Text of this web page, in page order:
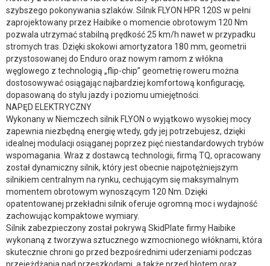
szybszego pokonywania szlaków. Silnik FLYON HPR 120S w pełni
zaprojektowany przez Haibike o momencie obrotowym 120 Nm
pozwala utrzymać stabilną prędkość 25 km/h nawet w przypadku
stromych tras. Dzięki skokowi amortyzatora 180 mm, geometrii
przystosowanej do Enduro oraz nowym ramom z włókna
węglowego z technologią „flip-chip” geometrię roweru można
dostosowywać osiągając najbardziej komfortową konfigurację,
dopasowaną do stylu jazdy i poziomu umiejętności.
NAPĘD ELEKTRYCZNY
Wykonany w Niemczech silnik FLYON o wyjątkowo wysokiej mocy
zapewnia niezbędną energię wtedy, gdy jej potrzebujesz, dzięki
idealnej modulacji osiąganej poprzez pięć niestandardowych trybów
wspomagania. Wraz z dostawcą technologii, firmą TQ, opracowany
został dynamiczny silnik, który jest obecnie najpotężniejszym
silnikiem centralnym na rynku, cechującym się maksymalnym
momentem obrotowym wynoszącym 120 Nm. Dzięki
opatentowanej przekładni silnik oferuje ogromną moc i wydajność
zachowując kompaktowe wymiary.
Silnik zabezpieczony został pokrywą SkidPlate firmy Haibike
wykonaną z tworzywa sztucznego wzmocnionego włóknami, która
skutecznie chroni go przed bezpośrednimi uderzeniami podczas